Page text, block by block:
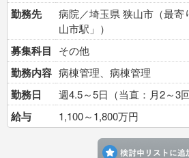
勤務先
病院／埼玉県 狭山市（最
山市駅」）
募集科目 その他
勤務内容 病棟管理、病棟管理
勤務日 週4.5～5日（当直：月2～3回
給与 1,100～1,800万円